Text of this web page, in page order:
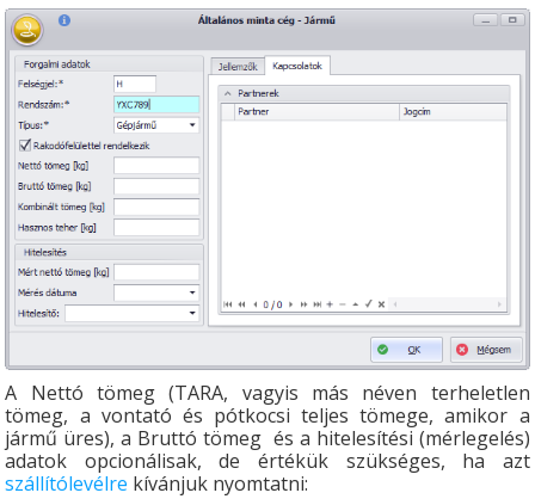
A Nettó tömeg (TARA, vagyis más néven terheletlen
tömeg, a vontató és pótkocsi teljes tömege, amikor a
jármű üres), a Bruttó tömeg és a hitelesítési (mérlegelés)
adatok opcionálisak, de értékük szükséges, ha azt
szállítólevélre kívánjuk nyomtatni: